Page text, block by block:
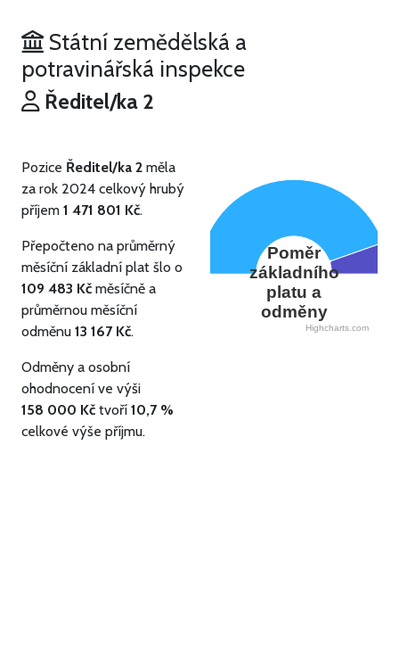
Státní zemědělská a
potravinářská inspekce
Ředitel/ka 2
Pozice Ředitel/ka 2 měla
za rok 2024 celkový hrubý
příjem 1 471 801 Kč.
Přepočteno na průměrný
měsíční základní plat šlo o
109 483 Kč měsíčně a
průměrnou měsíční
odměnu 13 167 Kč.
Odměny a osobní
ohodnocení ve výši
158 000 Kč tvoří 10,7 %
celkové výše příjmu.
Poměr
základního
platu a
odměny
Highcharts.com